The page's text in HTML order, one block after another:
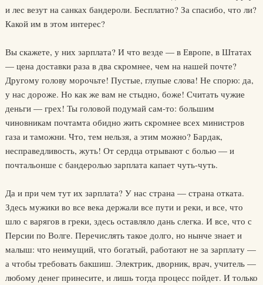
и лес везут на санках бандероли. Бесплатно? За спасибо, что ли?
Какой им в этом интерес?
Вы скажете, у них зарплата? И что везде — в Европе, в Штатах
— цена доставки раза в два скромнее, чем на нашей почте?
Другому голову морочьте! Пустые, глупые слова! Не спорю: да,
у нас дороже. Но как же вам не стыдно, боже! Считать чужие
деньги — грех! Ты головой подумай сам-то: большим
чиновникам почтамта обидно жить скромнее всех министров
газа и таможни. Что, тем нельзя, а этим можно? Бардак,
несправедливость, жуть! От сердца отрывают с болью — и
почтальонше с бандеролью зарплата капает чуть-чуть.
Да и при чем тут их зарплата? У нас страна — страна отката.
Здесь мужики во все века держали все пути и реки, и все, что
шло с варягов в греки, здесь оставляло дань слегка. И все, что с
Персии по Волге. Перечислять такое долго, но нынче знает и
малыш: что неимущий, что богатый, работают не за зарплату —
а чтобы требовать бакшиш. Электрик, дворник, врач, учитель —
любому денег принесите, и лишь тогда процесс пойдет. И только